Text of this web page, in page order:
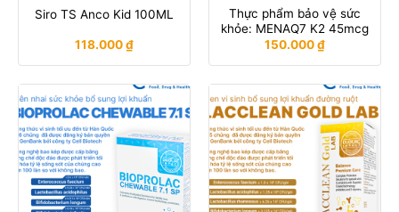
Siro TS Anco Kid 100ML
118.000₫
Thực phẩm bảo vệ sức
khỏe: MENAQ7 K2 45mcg
150.000₫